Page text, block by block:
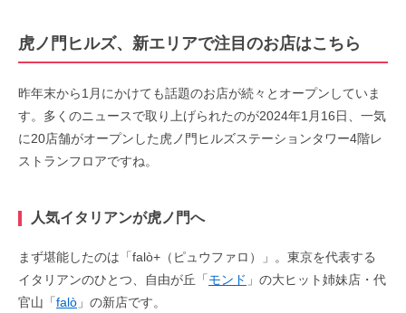
虎ノ門ヒルズ、新エリアで注目のお店はこちら
昨年末から1月にかけても話題のお店が続々とオープンしていま
す。多くのニュースで取り上げられたのが2024年1月16日、一気
に20店舗がオープンした虎ノ門ヒルズステーションタワー4階レ
ストランフロアですね。
人気イタリアンが虎ノ門へ
まず堪能したのは「falò+（ピュウファロ）」。東京を代表する
イタリアンのひとつ、自由が丘「モンド 」の大ヒット姉妹店・代
官山「falò 」の新店です。